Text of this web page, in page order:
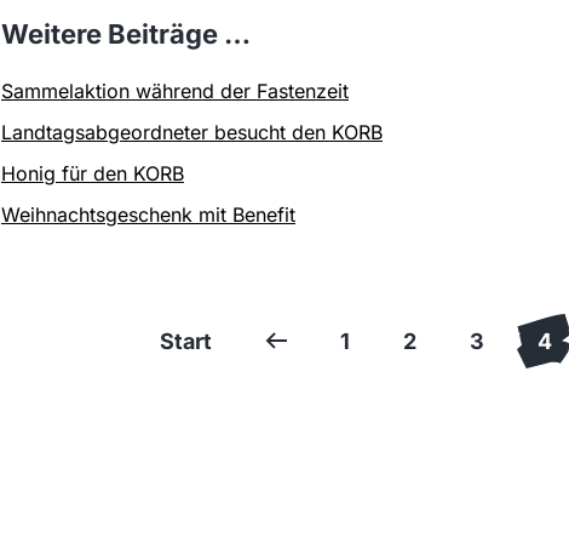
Weitere Beiträge …
Sammelaktion während der Fastenzeit
Landtagsabgeordneter besucht den KORB
Honig für den KORB
Weihnachtsgeschenk mit Benefit
Start 1 2 3 4